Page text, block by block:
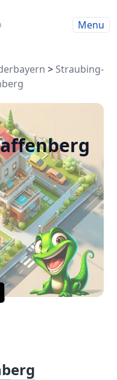
Menu
> Straubing-